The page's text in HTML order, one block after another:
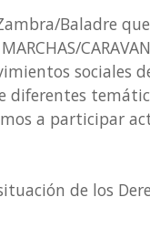
Baladre
diferentes
a participar
de los